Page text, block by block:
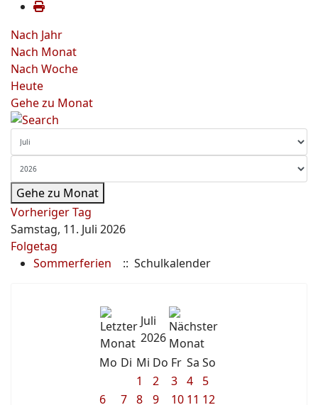
Nach Jahr
Nach Monat
Nach Woche
Heute
Gehe zu Monat
Gehe zu Monat
Vorheriger Tag
Samstag, 11. Juli 2026
Folgetag
Sommerferien
:: Schulkalender
Juli
2026
Mo Di Mi Do Fr Sa So
1
2 3 4
5
6
7 8 9 10 11 12